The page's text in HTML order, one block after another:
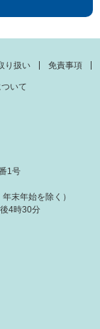
り扱い 免責事項
いて
1号
末年始を除く）
4時30分